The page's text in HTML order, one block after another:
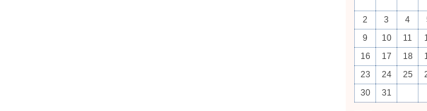
2
3 4
9
10 11
16
17 18
23
24 25
30
31